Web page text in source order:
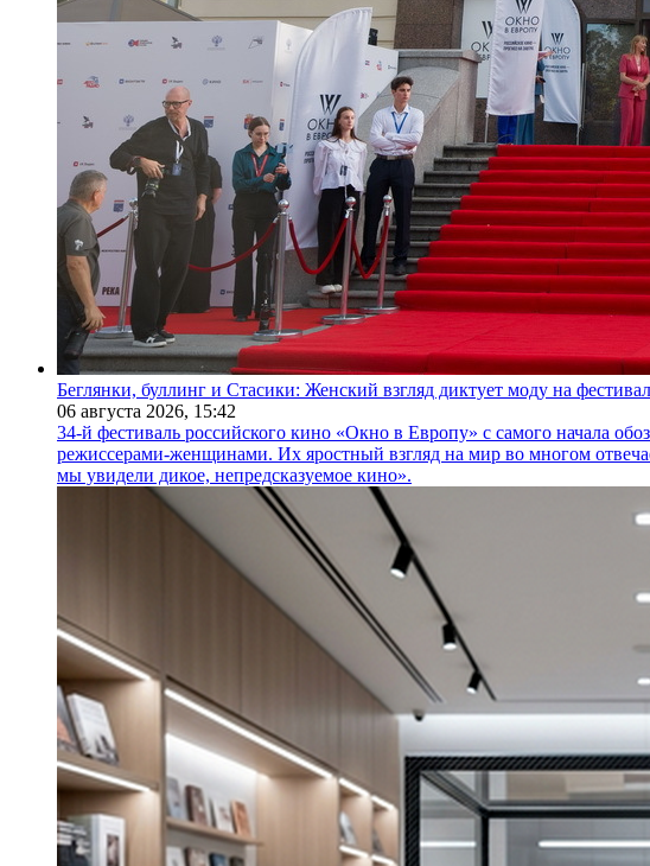
Беглянки, буллинг и Стасики: Женский взгляд диктует моду на
06 августа 2026, 15:42
34-й фестиваль российского кино «Окно в Европу» с самого начала
режиссерами-женщинами. Их яростный взгляд на мир во многом
мы увидели дикое, непредсказуемое кино».